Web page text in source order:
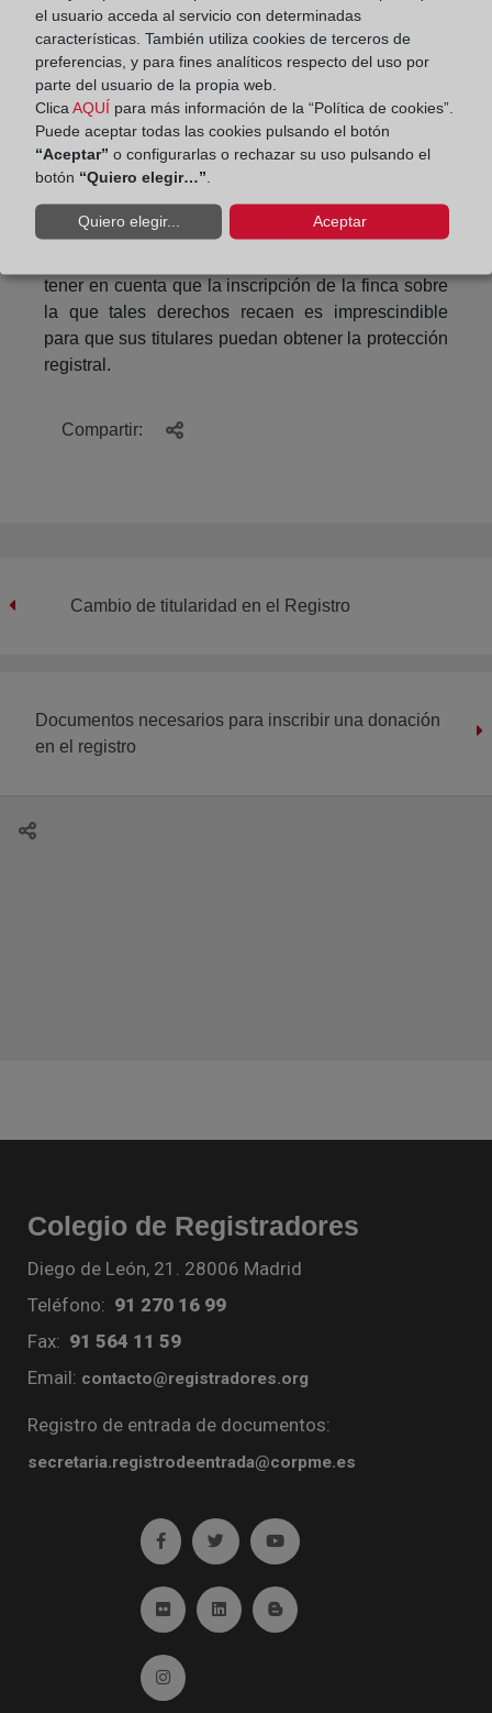
favor, no podré hacer constar mi titularidad en el
Registro y solo me quedará reclamar una
indemnización económica contra quien
fraudulentamente me vendió, y en su caso, tendré
una acción penal si medió delito.
Además, todo titular de un derecho real, sobre
fincas ajenas que no estén inscritas, podrá solicitar
la inscripción de aquel, de forma que los titulares de
estos derechos no se vean perjudicados por la
tener en cuenta que la inscripción de la finca sobre
la que tales derechos recaen es imprescindible
para que sus titulares puedan obtener la protección
registral.
Compartir:
Cambio de titularidad en el Registro
Documentos necesarios para inscribir una donación
en el registro
Colegio de Registradores
Diego de León, 21. 28006 Madrid
Teléfono: 91 270 16 99
Fax: 91 564 11 59
Email: contacto@registradores.org
Registro de entrada de documentos:
secretaria.registrodeentrada@corpme.es
Ir a facebook (abre en ventana nueva)
Ir a twitter (abre en ventana nueva)
Ir a YouTube (abre en
Ir a Flickr (abre en ventana nueva)
Ir a Linkedin (abre en ventana nueva)
Ir al Blog (abre en ventana
Ir a Instagram (abre en ventana nueva)
el usuario acceda al servicio con determinadas
características. También utiliza cookies de terceros de
preferencias, y para fines analíticos respecto del uso por
parte del usuario de la propia web.
Clica AQUÍ para más información de la “Política de cookies”.
Puede aceptar todas las cookies pulsando el botón
“Aceptar” o configurarlas o rechazar su uso pulsando el
botón “Quiero elegir…”
Quiero elegir... Aceptar